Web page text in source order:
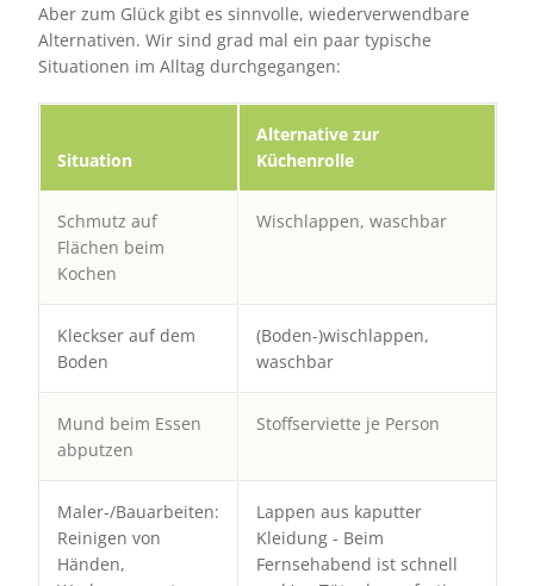
Aber zum Glück gibt es sinnvolle, wiederverwendbare
Alternativen. Wir sind grad mal ein paar typische
Situationen im Alltag durchgegangen:
Situation
Alternative zur
Küchenrolle
Schmutz auf
Flächen beim
Kochen
Wischlappen, waschbar
Kleckser auf dem
Boden
(Boden-)wischlappen,
waschbar
Mund beim Essen
abputzen
Stoffserviette je Person
Maler-/Bauarbeiten:
Reinigen von
Händen,
Lappen aus kaputter
Kleidung - Beim
Fernsehabend ist schnell